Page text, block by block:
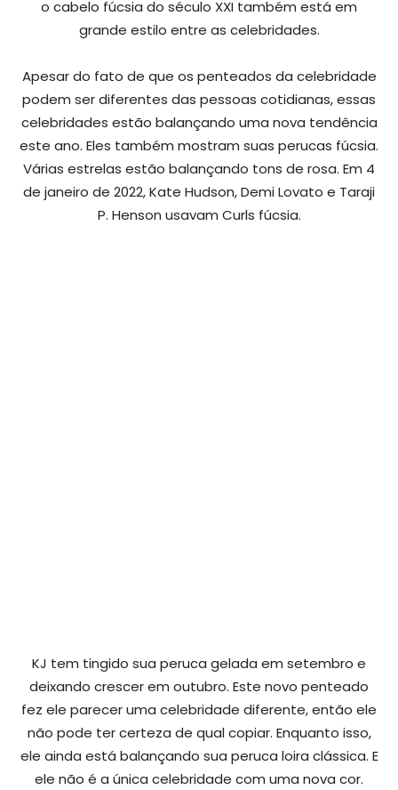
o cabelo fúcsia do século XXI também está em
grande estilo entre as celebridades.
Apesar do fato de que os penteados da celebridade
podem ser diferentes das pessoas cotidianas, essas
celebridades estão balançando uma nova tendência
este ano. Eles também mostram suas perucas fúcsia.
Várias estrelas estão balançando tons de rosa. Em 4
de janeiro de 2022, Kate Hudson, Demi Lovato e Taraji
P. Henson usavam Curls fúcsia.
KJ tem tingido sua peruca gelada em setembro e
deixando crescer em outubro. Este novo penteado
fez ele parecer uma celebridade diferente, então ele
não pode ter certeza de qual copiar. Enquanto isso,
ele ainda está balançando sua peruca loira clássica. E
ele não é a única celebridade com uma nova cor.